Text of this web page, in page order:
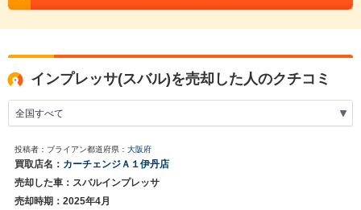
インプレッサ(スバル)を売却した人のクチコミ
投稿者：ブライアン都道府県： 大阪府
買取店名： カーチェンジＡ１伊丹店
売却した車：スバルインプレッサ
売却時期：2025年4月